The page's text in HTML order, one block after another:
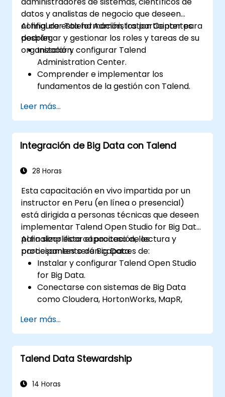
datos y analistas de negocio que deseen
configurar Talend Administration Center para
desplegar y gestionar los roles y tareas de su
organización.
Al final de esta formación, los participantes
podrán:
Instalar y configurar Talend
Administration Center.
Comprender e implementar los
fundamentos de la gestión con Talend.
empresariales o tareas en Talend.
Monitorear la seguridad de los conjuntos
de datos y desarrollar rutinas
empresariales basadas en el marco de
Obtener una comprensión más amplia de
Leer más...
Integración de Big Data con Talend
28 Horas
Esta capacitación en vivo impartida por un
instructor en Peru (en línea o presencial)
está dirigida a personas técnicas que deseen
implementar Talend Open Studio for Big Data
para simplificar el proceso de lectura y
procesamiento de Big Data.
Al finalizar esta capacitación, los
participantes serán capaces de:
Instalar y configurar Talend Open Studio
for Big Data.
Conectarse con sistemas de Big Data
como Cloudera, HortonWorks, MapR,
Comprender y configurar los
componentes y conectores de Big Data
de Open Studio.
Configurar parámetros para generar
Utilizar la interfaz de arrastrar y soltar de
Leer más...
Talend Data Stewardship
14 Horas